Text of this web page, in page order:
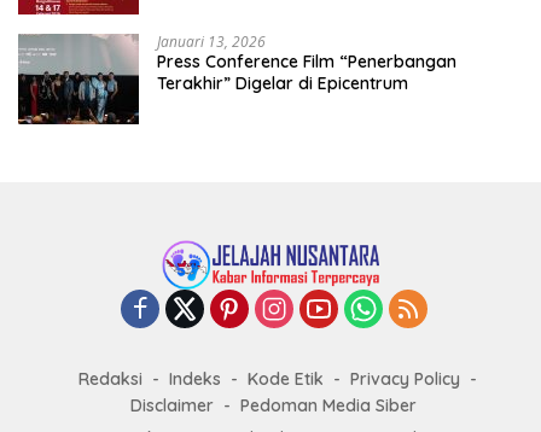
Januari 13, 2026
Press Conference Film “Penerbangan
Terakhir” Digelar di Epicentrum
Redaksi Indeks Kode Etik
Privacy Policy
Disclaimer
Pedoman Media Siber